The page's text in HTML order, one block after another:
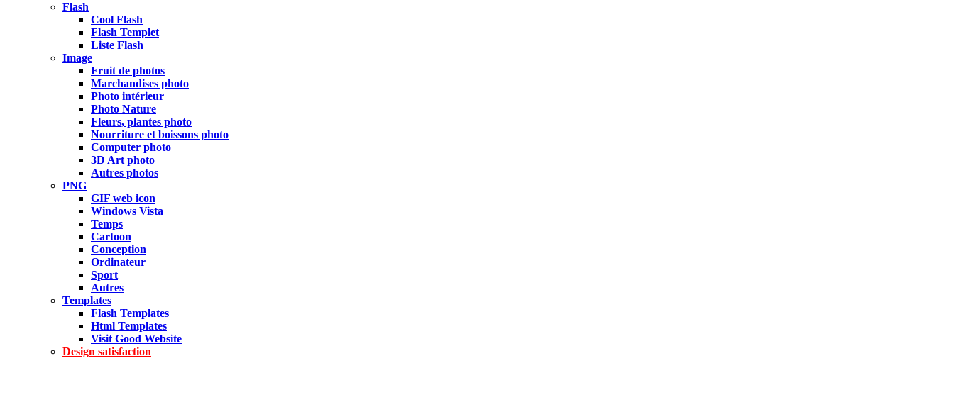
Flash
Cool Flash
Flash Templet
Liste Flash
Image
Fruit de photos
Marchandises photo
Photo intérieur
Photo Nature
Fleurs, plantes photo
Nourriture et boissons photo
Computer photo
3D Art photo
Autres photos
PNG
GIF web icon
Windows Vista
Temps
Cartoon
Conception
Ordinateur
Sport
Autres
Templates
Flash Templates
Html Templates
Visit Good Website
Design satisfaction